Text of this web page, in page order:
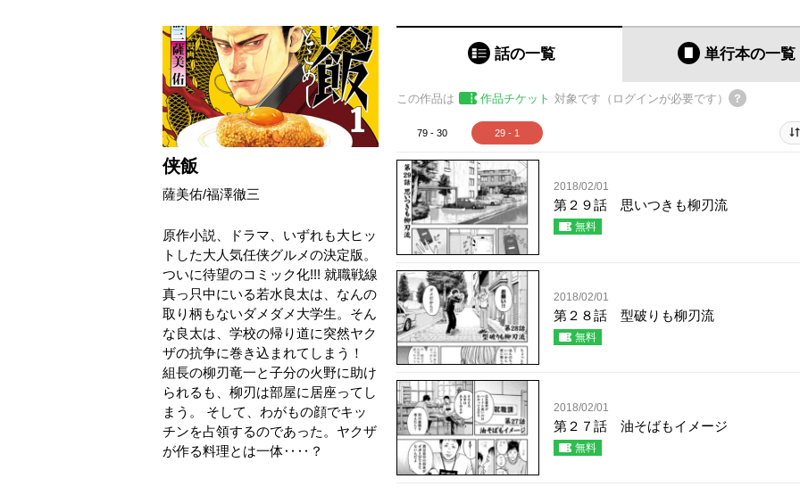
侠飯
薩美佑/福澤徹三
原作小説、ドラマ、いずれも大ヒッ
トした大人気任侠グルメの決定版。
ついに待望のコミック化!!! 就職戦線
真っ只中にいる若水良太は、なんの
取り柄もないダメダメ大学生。そん
な良太は、学校の帰り道に突然ヤク
ザの抗争に巻き込まれてしまう！
組長の柳刃竜一と子分の火野に助け
られるも、柳刃は部屋に居座ってし
まう。 そして、わがもの顔でキッ
チンを占領するのであった。ヤクザ
が作る料理とは一体‥‥？
話の一覧 単行本の一覧
この作品は 作品チケット 対象です（ログインが必要です）
79 - 30 29 - 1
2018/02/01
第２９話 思いつきも柳刃流
無料
2018/02/01
第２８話 型破りも柳刃流
無料
2018/02/01
第２７話 油そばもイメージ
無料